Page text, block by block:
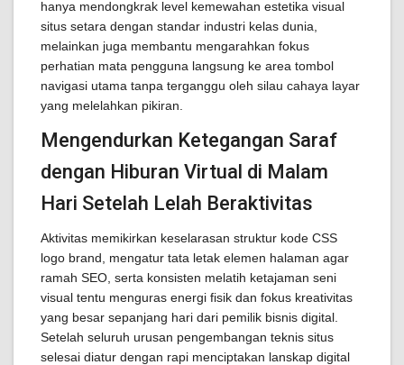
hanya mendongkrak level kemewahan estetika visual
situs setara dengan standar industri kelas dunia,
melainkan juga membantu mengarahkan fokus
perhatian mata pengguna langsung ke area tombol
navigasi utama tanpa terganggu oleh silau cahaya layar
yang melelahkan pikiran.
Mengendurkan Ketegangan Saraf
dengan Hiburan Virtual di Malam
Hari Setelah Lelah Beraktivitas
Aktivitas memikirkan keselarasan struktur kode CSS
logo brand, mengatur tata letak elemen halaman agar
ramah SEO, serta konsisten melatih ketajaman seni
visual tentu menguras energi fisik dan fokus kreativitas
yang besar sepanjang hari dari pemilik bisnis digital.
Setelah seluruh urusan pengembangan teknis situs
selesai diatur dengan rapi menciptakan lanskap digital